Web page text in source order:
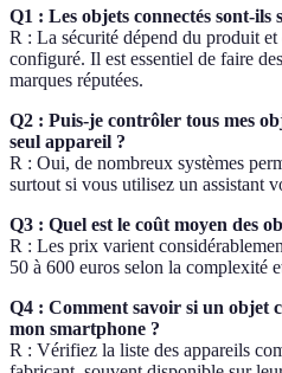
Q1 : Les objets connectés sont-ils
R : La sécurité dépend du produit
configuré. Il est essentiel de faire
marques réputées.
Q2 : Puis-je contrôler tous mes
seul appareil ?
R : Oui, de nombreux systèmes
surtout si vous utilisez un assistant
Q3 : Quel est le coût moyen des
R : Les prix varient
50 à 600 euros selon la complexité
Q4 : Comment savoir si un objet
mon smartphone ?
R : Vérifiez la liste des appareils